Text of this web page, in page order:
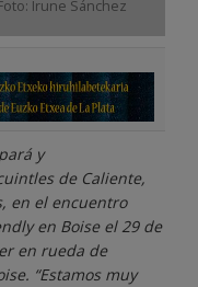
Irune Sánchez
y
de Caliente,
, en el encuentro
en Boise el 29 de
en rueda de
“Estamos muy